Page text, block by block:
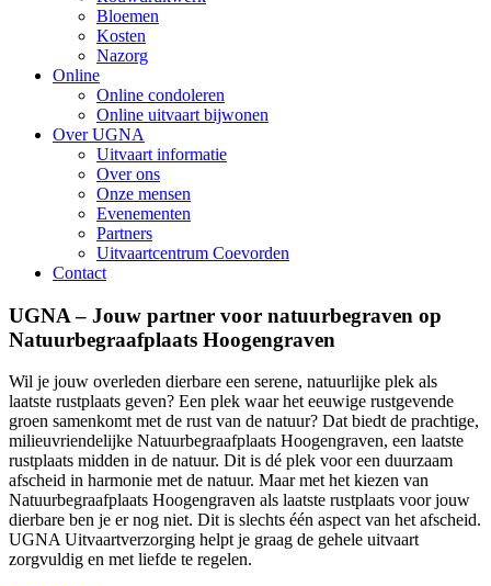
Bloemen
Kosten
Nazorg
Online
Online condoleren
Online uitvaart bijwonen
Over UGNA
Uitvaart informatie
Over ons
Onze mensen
Evenementen
Partners
Uitvaartcentrum Coevorden
Contact
UGNA – Jouw partner voor natuurbegraven op
Natuurbegraafplaats Hoogengraven
Wil je jouw overleden dierbare een serene, natuurlijke plek als
laatste rustplaats geven? Een plek waar het eeuwige rustgevende
groen samenkomt met de rust van de natuur? Dat biedt de prachtige,
milieuvriendelijke Natuurbegraafplaats Hoogengraven, een laatste
rustplaats midden in de natuur. Dit is dé plek voor een duurzaam
afscheid in harmonie met de natuur. Maar met het kiezen van
Natuurbegraafplaats Hoogengraven als laatste rustplaats voor jouw
dierbare ben je er nog niet. Dit is slechts één aspect van het afscheid.
UGNA Uitvaartverzorging helpt je graag de gehele uitvaart
zorgvuldig en met liefde te regelen.